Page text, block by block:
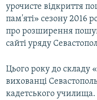
Усі сайти RFE/RL
урочисте відкриття
пам'яті» сезону 2016
про розширення
сайті уряду
Цього року до складу
вихованці
кадетського училища.